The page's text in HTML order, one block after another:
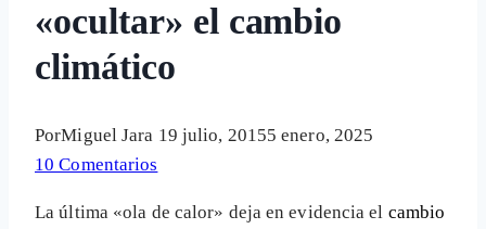
«ocultar» el cambio
climático
PorMiguel Jara 19 julio, 20155 enero, 2025
10 Comentarios
La última «ola de calor» deja en evidencia el cambio